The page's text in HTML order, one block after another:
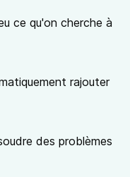
ce qu'on cherche à
rajouter
des problèmes